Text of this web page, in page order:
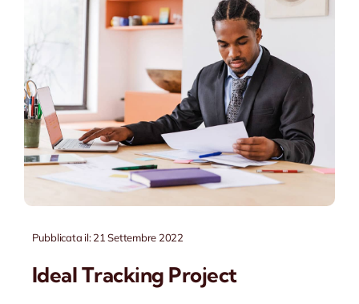
Pubblicata il: 21 Settembre 2022
Ideal Tracking Project